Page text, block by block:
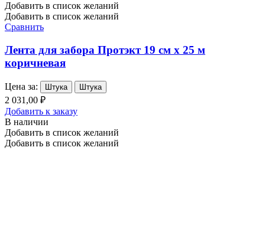
Добавить в список желаний
Добавить в список желаний
Сравнить
Лента для забора Протэкт 19 см х 25 м
коричневая
Цена за: Штука Штука
2 031,00 ₽
Добавить к заказу
В наличии
Добавить в список желаний
Добавить в список желаний